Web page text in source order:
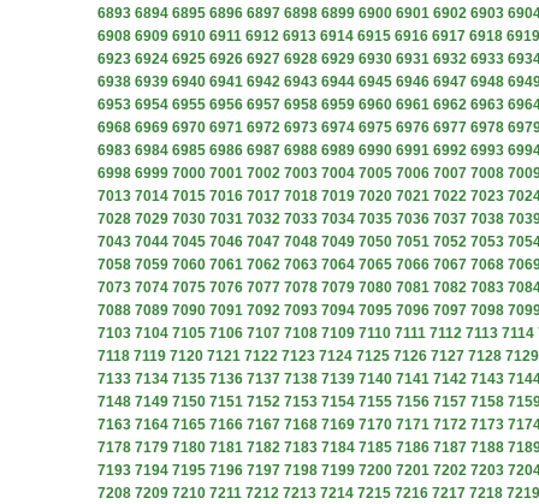
6893 6894 6895 6896 6897 6898 6899 6900 6901 6902 6903
6908 6909 6910 6911 6912 6913 6914 6915 6916 6917 6918 6919
6923 6924 6925 6926 6927 6928 6929 6930 6931 6932 6933
6938 6939 6940 6941 6942 6943 6944 6945 6946 6947 6948
6953 6954 6955 6956 6957 6958 6959 6960 6961 6962 6963
6968 6969 6970 6971 6972 6973 6974 6975 6976 6977 6978
6983 6984 6985 6986 6987 6988 6989 6990 6991 6992 6993
6998 6999 7000 7001 7002 7003 7004 7005 7006 7007 7008
7013 7014 7015 7016 7017 7018 7019 7020 7021 7022 7023
7028 7029 7030 7031 7032 7033 7034 7035 7036 7037 7038
7043 7044 7045 7046 7047 7048 7049 7050 7051 7052 7053
7058 7059 7060 7061 7062 7063 7064 7065 7066 7067 7068
7073 7074 7075 7076 7077 7078 7079 7080 7081 7082 7083
7088 7089 7090 7091 7092 7093 7094 7095 7096 7097 7098
7103 7104 7105 7106 7107 7108 7109 7110 7111 7112 7113 7114
7118 7119 7120 7121 7122 7123 7124 7125 7126 7127 7128 7129
7133 7134 7135 7136 7137 7138 7139 7140 7141 7142 7143
7148 7149 7150 7151 7152 7153 7154 7155 7156 7157 7158
7163 7164 7165 7166 7167 7168 7169 7170 7171 7172 7173
7178 7179 7180 7181 7182 7183 7184 7185 7186 7187 7188
7193 7194 7195 7196 7197 7198 7199 7200 7201 7202 7203
7208 7209 7210 7211 7212 7213 7214 7215 7216 7217 7218 7219